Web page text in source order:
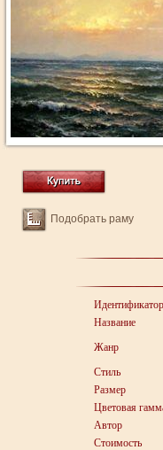
Подобрать раму
Идентификатор
Название
Жанр
Стиль
Размер
Цветовая
Автор
Стоимость